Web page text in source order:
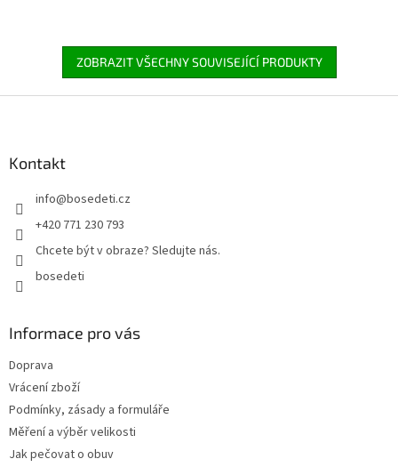
ZOBRAZIT VŠECHNY SOUVISEJÍCÍ PRODUKTY
Kontakt
info@bosedeti.cz
+420 771 230 793
Chcete být v obraze? Sledujte nás.
bosedeti
Informace pro vás
Doprava
Vrácení zboží
Podmínky, zásady a formuláře
Měření a výběr velikosti
Jak pečovat o obuv